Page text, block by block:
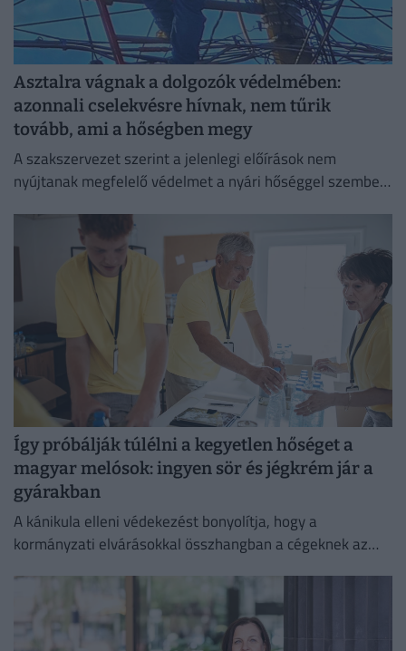
Asztalra vágnak a dolgozók védelmében:
azonnali cselekvésre hívnak, nem tűrik
tovább, ami a hőségben megy
A szakszervezet szerint a jelenlegi előírások nem
nyújtanak megfelelő védelmet a nyári hőséggel szemben,
védelmében.
Így próbálják túlélni a kegyetlen hőséget a
magyar melósok: ingyen sör és jégkrém jár a
gyárakban
A kánikula elleni védekezést bonyolítja, hogy a
kormányzati elvárásokkal összhangban a cégeknek az